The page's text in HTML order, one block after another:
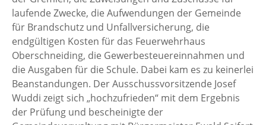
laufende Zwecke, die Aufwendungen der Gemeinde
für Brandschutz und Unfallversicherung, die
endgültigen Kosten für das Feuerwehrhaus
Oberschneiding, die Gewerbesteuereinnahmen und
die Ausgaben für die Schule. Dabei kam es zu keinerlei
Beanstandungen. Der Ausschussvorsitzende Josef
Wuddi zeigt sich „hochzufrieden“ mit dem Ergebnis
der Prüfung und bescheinigte der